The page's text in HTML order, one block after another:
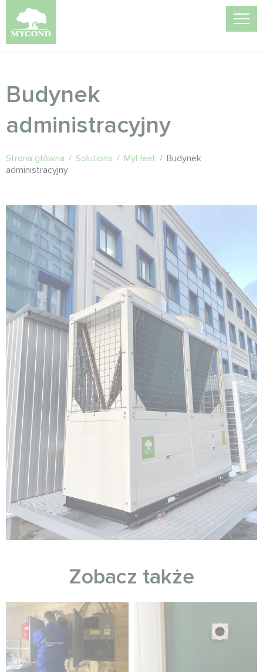
Budynek
administracyjny
Strona główna / Solutions / MyHeat / Budynek
administracyjny
Zobacz także